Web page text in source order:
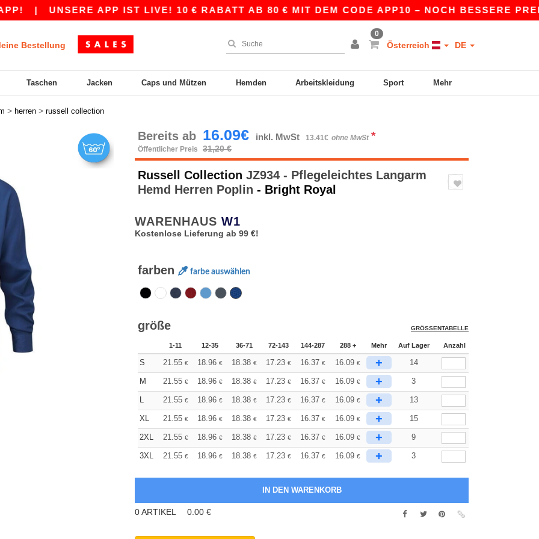
UNSERE APP IST LIVE! 10 € RABATT AB 80 € MIT DEM CODE APP10 – NOCH BESSERE PREISE IN
Bestellung
0
Österreich DE
Taschen Jacken Caps und Mützen Hemden Arbeitskleidung Sport Mehr
> herren > russell collection
Bereits ab 16.09€ inkl. MwSt 13.41€ ohne MwSt *
Öffentlicher Preis 31,20 €
Russell Collection JZ934 - Pflegeleichtes Langarm
Hemd Herren Poplin - Bright Royal
WARENHAUS W1
Kostenlose Lieferung ab 99 €!
farben farbe auswählen
größe GRÖSSENTABELLE
1-11 12-35 36-71 72-143 144-287 288 + Mehr Auf Lager Anzahl
S 21.55 € 18.96 € 18.38 € 17.23 € 16.37 € 16.09 € + 14
M 21.55 € 18.96 € 18.38 € 17.23 € 16.37 € 16.09 € + 3
L 21.55 € 18.96 € 18.38 € 17.23 € 16.37 € 16.09 € + 13
XL 21.55 € 18.96 € 18.38 € 17.23 € 16.37 € 16.09 € + 15
2XL 21.55 € 18.96 € 18.38 € 17.23 € 16.37 € 16.09 € + 9
3XL 21.55 € 18.96 € 18.38 € 17.23 € 16.37 € 16.09 € + 3
0ARTIKEL 0.00 €